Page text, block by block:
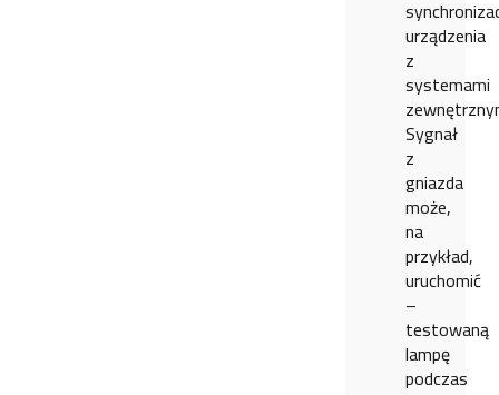
urządzenia
z
systemami
Sygnał
z
gniazda
może,
na
przykład,
uruchomić
–
testowaną
lampę
podczas